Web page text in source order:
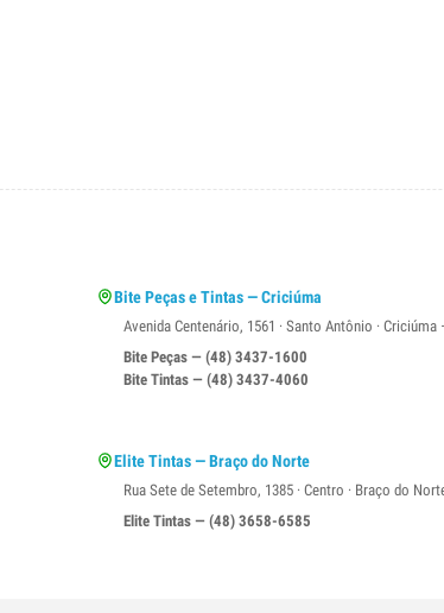
Bite Peças e Tintas — Criciúma
Avenida Centenário, 1561 · Santo Antônio · Criciúma
Bite Peças — (48) 3437-1600
Bite Tintas — (48) 3437-4060
Elite Tintas — Braço do Norte
Rua Sete de Setembro, 1385 · Centro · Braço do
Elite Tintas — (48) 3658-6585